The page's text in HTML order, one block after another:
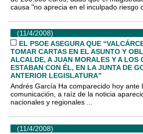
causa "no aprecia en el inculpado riesgo
(11/4/2008)
EL PSOE ASEGURA QUE
TOMAR CARTAS EN EL ASUNTO Y
ALCALDE, A JUAN MORALES Y A LOS
ESTABAN CON ÉL, EN LA JUNTA DE
ANTERIOR LEGISLATURA”
Andrés García Ha comparecido hoy ante
comunicación, a raíz de la noticia
nacionales y regionales ...
(11/4/2008)